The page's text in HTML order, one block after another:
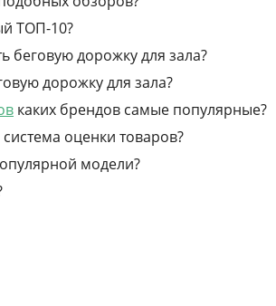
ТОП-10?
беговую дорожку для зала?
дорожку для зала?
каких брендов самые популярные?
оценки товаров?
модели?